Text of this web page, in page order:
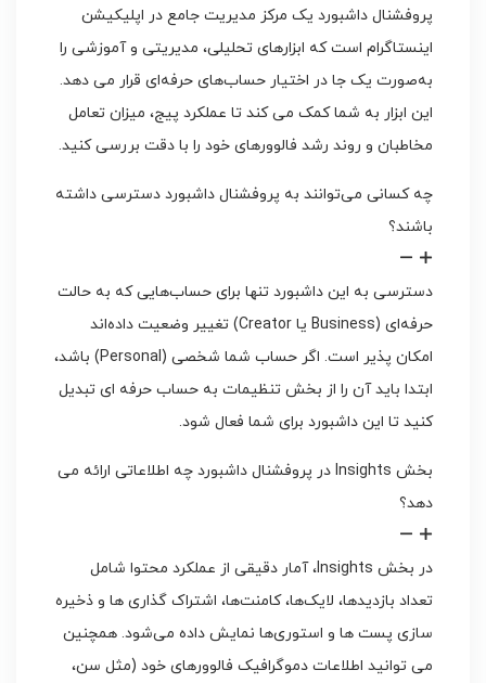
پروفشنال داشبورد یک مرکز مدیریت جامع در اپلیکیشن
اینستاگرام است که ابزارهای تحلیلی، مدیریتی و آموزشی را
به‌صورت یک جا در اختیار حساب‌های حرفه‌ای قرار می دهد.
این ابزار به شما کمک می کند تا عملکرد پیج، میزان تعامل
مخاطبان و روند رشد فالوورهای خود را با دقت بررسی کنید.
چه کسانی می‌توانند به پروفشنال داشبورد دسترسی داشته
باشند؟
دسترسی به این داشبورد تنها برای حساب‌هایی که به حالت
حرفه‌ای (Business یا Creator) تغییر وضعیت داده‌اند
امکان پذیر است. اگر حساب شما شخصی (Personal) باشد،
ابتدا باید آن را از بخش تنظیمات به حساب حرفه ای تبدیل
کنید تا این داشبورد برای شما فعال شود.
بخش Insights در پروفشنال داشبورد چه اطلاعاتی ارائه می
دهد؟
در بخش Insights، آمار دقیقی از عملکرد محتوا شامل
تعداد بازدیدها، لایک‌ها، کامنت‌ها، اشتراک گذاری ها و ذخیره
سازی پست ها و استوری‌ها نمایش داده می‌شود. همچنین
می توانید اطلاعات دموگرافیک فالوورهای خود (مثل سن،